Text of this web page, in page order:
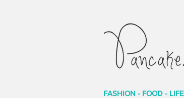
FASHION - FOOD -